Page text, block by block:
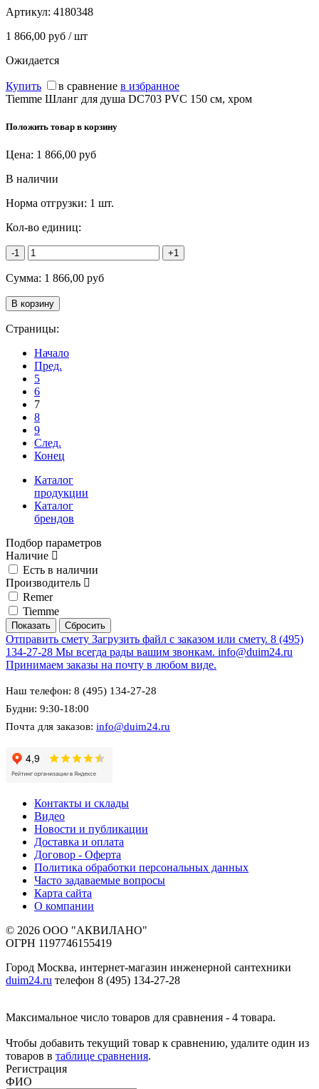
Артикул: 4180348
1 866,00 руб / шт
Ожидается
Купить в сравнение в избранное
Tiemme Шланг для душа DC703 PVC 150 см, хром
Положить товар в корзину
Цена: 1 866,00 руб
В наличии
Норма отгрузки: 1 шт.
Кол-во единиц:
-1 +1
Сумма: 1 866,00 руб
Страницы:
Начало
Пред.
5
6
7
8
9
След.
Конец
Каталог
продукции
Каталог
брендов
Подбор параметров
Наличие
Есть в наличии
Производитель
Remer
Tiemme
Отправить смету Загрузить файл с заказом или смету. 8 (495)
134-27-28 Мы всегда рады вашим звонкам. info@duim24.ru
Принимаем заказы на почту в любом виде.
Наш телефон: 8 (495) 134-27-28
Будни: 9:30-18:00
Почта для заказов: info@duim24.ru
Контакты и склады
Видео
Новости и публикации
Доставка и оплата
Договор - Оферта
Политика обработки персональных данных
Часто задаваемые вопросы
Карта сайта
О компании
© 2026 ООО "АКВИЛАНО"
ОГРН 1197746155419
Город Москва, интернет-магазин инженерной сантехники
duim24.ru телефон 8 (495) 134-27-28
Максимальное число товаров для сравнения - 4 товара.
Чтобы добавить текущий товар к сравнению, удалите один из
товаров в таблице сравнения.
Регистрация
ФИО